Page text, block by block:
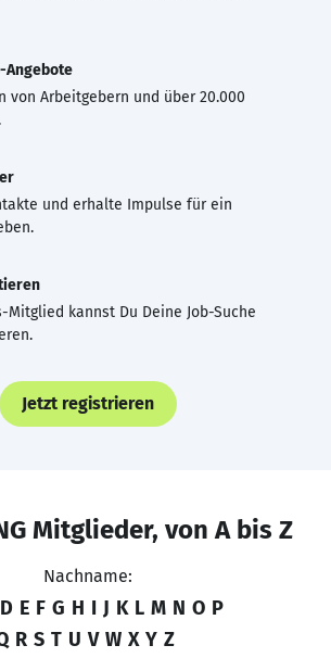
Angebote
von Arbeitgebern und über 20.000
und erhalte Impulse für ein
Mitglied kannst Du Deine Job-Suche
Jetzt registrieren
Mitglieder, von A bis Z
Nachname:
D E F G H I J K L M N O P
R S T U V W X Y Z